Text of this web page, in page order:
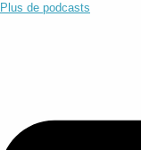
Plus de podcasts